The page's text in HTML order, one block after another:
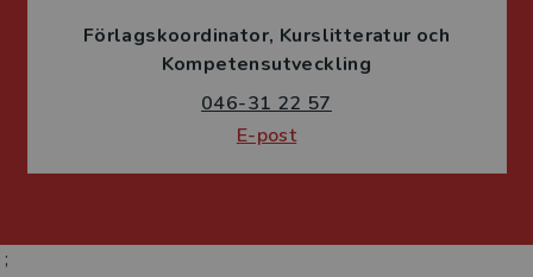
Förlagskoordinator Kurslitteratur och
Kompetensutveckling
046-31 22 57
E-post
;